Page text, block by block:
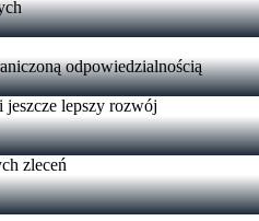
odpowiedzialnością
jeszcze lepszy rozwój
zleceń